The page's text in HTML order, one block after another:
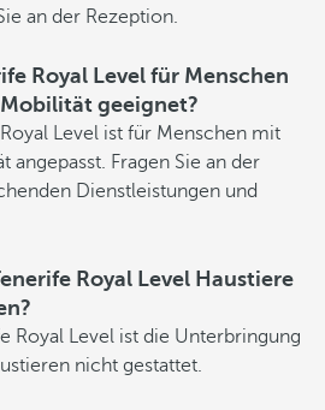
an der Rezeption.
Royal Level für Menschen
geeignet?
Level ist für Menschen mit
Fragen Sie an der
Dienstleistungen und
Royal Level Haustiere
Royal Level ist die Unterbringung
nicht gestattet.